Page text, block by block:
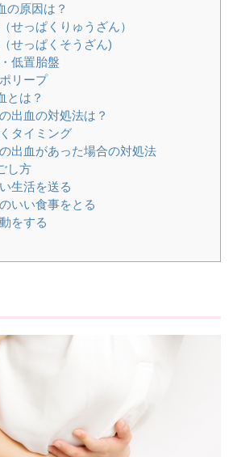
の原因は？
せっぱくりゅうざん）
せっぱくそうざん)
低置胎盤
リープ
とは？
出血の対処法は？
タイミング
出血があった場合の対処法
し方
生活を送る
いい食事をとる
をする